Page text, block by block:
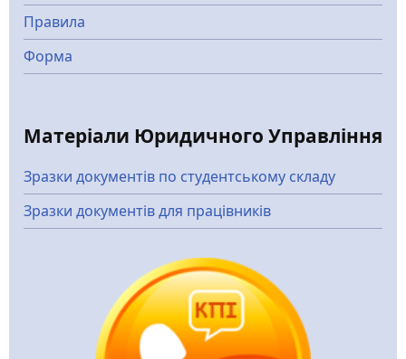
Правила
Форма
Матеріали Юридичного Управління
Зразки документів по студентському складу
Зразки документів для працівників